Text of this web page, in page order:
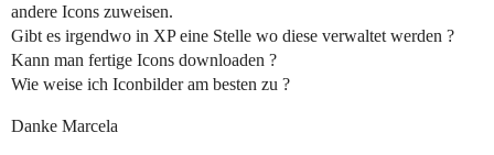
andere Icons zuweisen.
Gibt es irgendwo in XP eine Stelle wo diese verwaltet werden ?
Kann man fertige Icons downloaden ?
Wie weise ich Iconbilder am besten zu ?
Danke Marcela